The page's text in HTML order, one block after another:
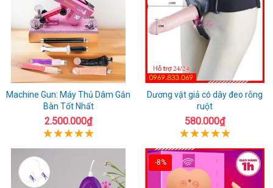
Machine Gun: Máy Thủ Dâm Gắn
Bàn Tốt Nhất
2.500.000₫
Dương vật giả có dây đeo rỗng
ruột
580.000₫
-8%